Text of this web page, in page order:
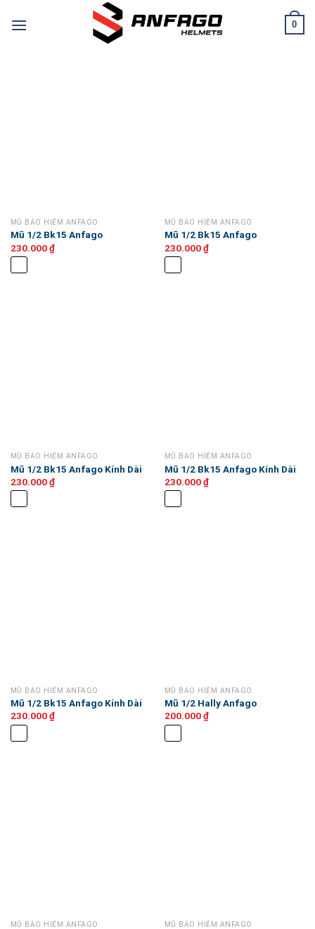
đến
0
MŨ BẢO HIỂM ANFAGO
Mũ 1/2 Bk15 Anfago
230.000₫
MŨ BẢO HIỂM ANFAGO
Mũ 1/2 Bk15 Anfago
230.000₫
MŨ BẢO HIỂM ANFAGO
Mũ 1/2 Bk15 Anfago Kính Dài
230.000₫
MŨ BẢO HIỂM ANFAGO
Mũ 1/2 Bk15 Anfago Kính Dài
230.000₫
MŨ BẢO HIỂM ANFAGO
Mũ 1/2 Bk15 Anfago Kính Dài
230.000₫
MŨ BẢO HIỂM ANFAGO
Mũ 1/2 Hally Anfago
200.000₫
MŨ BẢO HIỂM ANFAGO MŨ BẢO HIỂM ANFAGO